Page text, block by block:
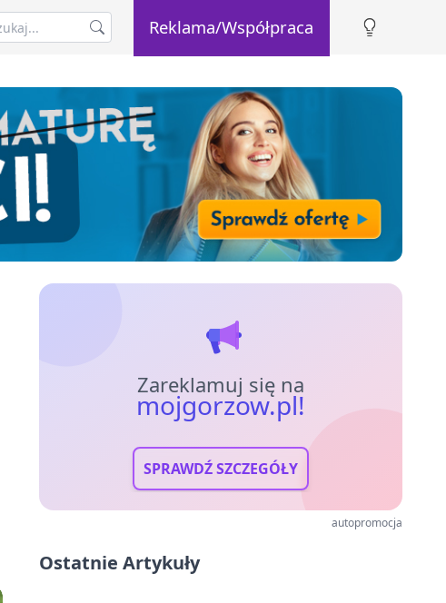
Reklama/Współpraca
Zareklamuj się na
mojgorzow.pl!
SPRAWDŹ SZCZEGÓŁY
autopromocja
Ostatnie Artykuły